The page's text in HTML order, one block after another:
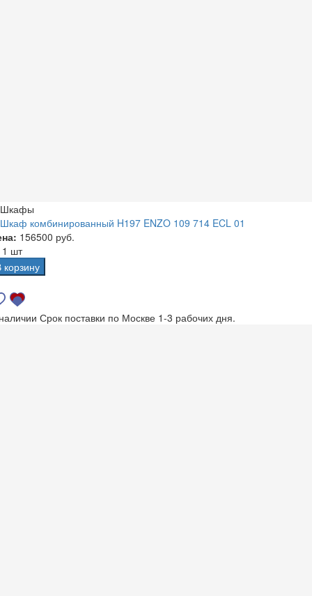
Шкафы
Шкаф комбинированный H197 ENZO 109 714 ECL 01
156500 руб.
1 шт
корзину
Срок поставки по Москве 1-3 рабочих дня.